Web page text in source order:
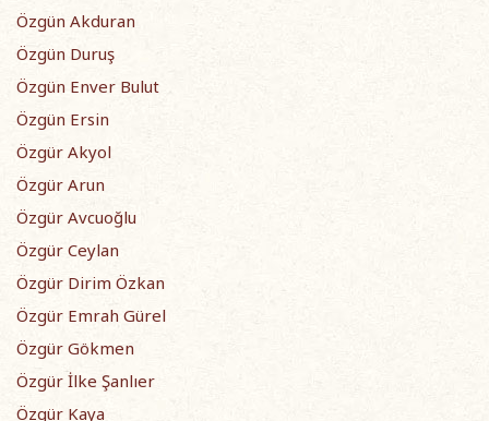
Özgün Akduran
Özgün Duruş
Özgün Enver Bulut
Özgün Ersin
Özgür Akyol
Özgür Arun
Özgür Avcuoğlu
Özgür Ceylan
Özgür Dirim Özkan
Özgür Emrah Gürel
Özgür Gökmen
Özgür İlke Şanlıer
Özgür Kaya